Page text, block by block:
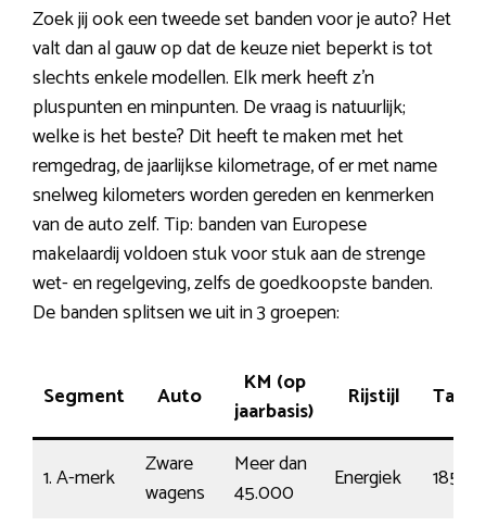
Zoek jij ook een tweede set banden voor je auto? Het
valt dan al gauw op dat de keuze niet beperkt is tot
slechts enkele modellen. Elk merk heeft z’n
pluspunten en minpunten. De vraag is natuurlijk;
welke is het beste? Dit heeft te maken met het
remgedrag, de jaarlijkse kilometrage, of er met name
snelweg kilometers worden gereden en kenmerken
van de auto zelf. Tip: banden van Europese
makelaardij voldoen stuk voor stuk aan de strenge
wet- en regelgeving, zelfs de goedkoopste banden.
De banden splitsen we uit in 3 groepen:
Segment Auto
KM (op
jaarbasis)
Rijstijl Tarief
1. A-merk
Zware
wagens
Meer dan
45.000
Energiek 185